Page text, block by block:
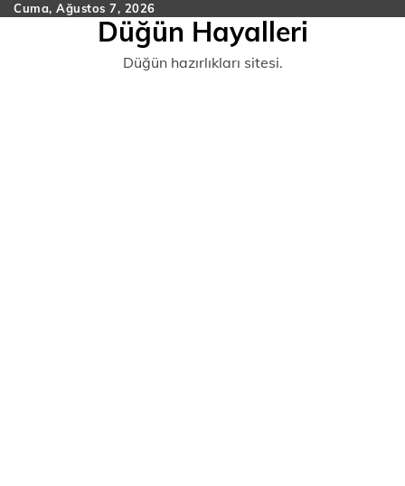
SkipCuma, Ağustos 7, 2026
Düğün Hayalleri
Düğün hazırlıkları sitesi.